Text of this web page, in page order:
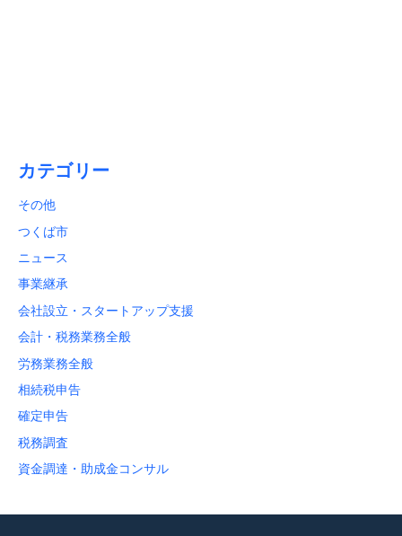
カテゴリー
その他
つくば市
ニュース
事業継承
会社設立・スタートアップ支援
会計・税務業務全般
労務業務全般
相続税申告
確定申告
税務調査
資金調達・助成金コンサル